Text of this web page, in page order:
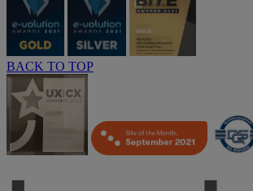
BACK TO TOP